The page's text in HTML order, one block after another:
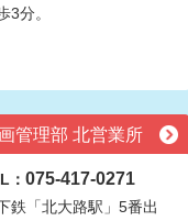
3分。
管理部 北営業所
： 075-417-0271
鉄「北大路駅」5番出